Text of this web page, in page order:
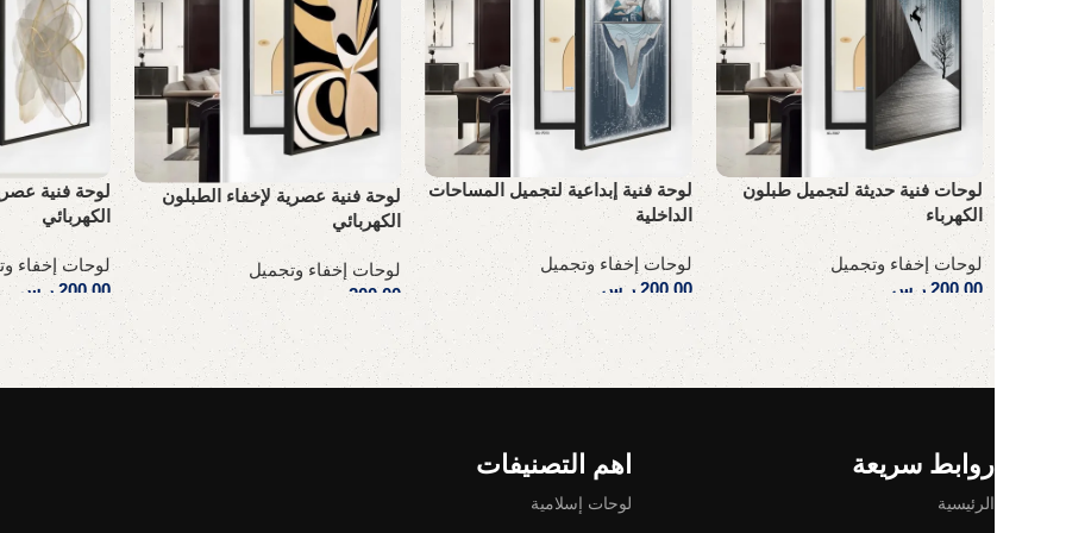
لوحات فنية حديثة لتجميل طبلون
الكهرباء
لوحات إخفاء وتجميل
200,00 ر.س
إضافة إلى السلة
لوحة فنية إبداعية لتجميل المساحات
الداخلية
لوحات إخفاء وتجميل
200,00 ر.س
إضافة إلى السلة
لوحة فنية عصرية لإخفاء الطبلون
الكهربائي
لوحات إخفاء وتجميل
200,00
ر.س
إضافة إلى السلة
لوحة فنية
الكهربائي
لوحات إخفاء
200,00 ر.س
إضافة إلى السلة
Read More
روابط سريعة
الرئيسية
اهم التصنيفات
لوحات إسلامية